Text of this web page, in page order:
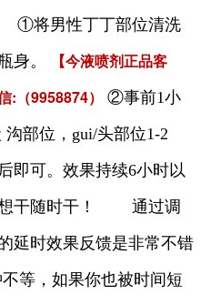
将男性丁丁部位清洗
身。
【今液喷剂正品客
:（9958874）
②事前1小
部位，gui/头部位1-2
即可。效果持续6小时以
想干随时干！ 通过调
延时效果反馈是非常不错
等，如果你也被时间短